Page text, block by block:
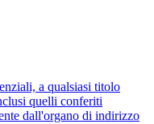
a qualsiasi titolo
quelli conferiti
dall'organo di indirizzo